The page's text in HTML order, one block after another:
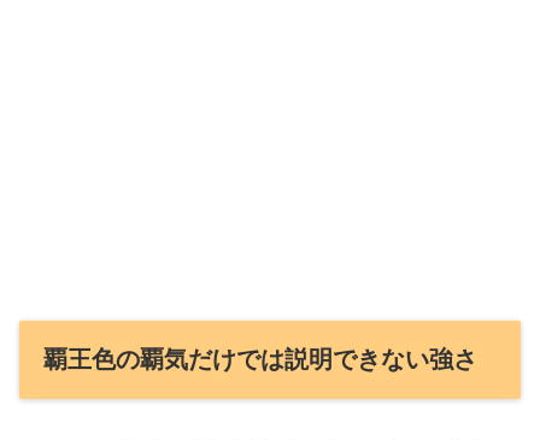
覇王色の覇気だけでは説明できない強さ